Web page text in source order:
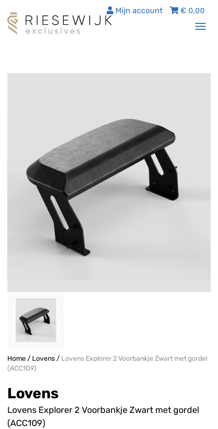
€ 0,00
Mijn account
Home/ Lovens/ Lovens Explorer 2 Voorbankje Zwart met gordel
(ACC109)
Lovens
Lovens Explorer 2 Voorbankje Zwart met gordel
(ACC109)